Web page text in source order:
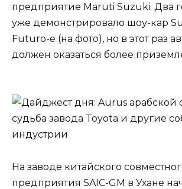
предприятие Maruti Suzuki. Два
уже демонстрировало шоу-кар
Futuro-e (на фото), но в этот раз
должен оказаться более
На заводе китайского
предприятия SAIC-GM в Ухане